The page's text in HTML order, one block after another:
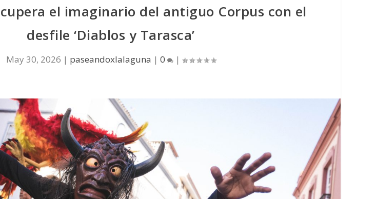
el imaginario del antiguo Corpus con el
desfile ‘Diablos y Tarasca’
May 30, 2026 | paseandoxlalaguna | 0 |